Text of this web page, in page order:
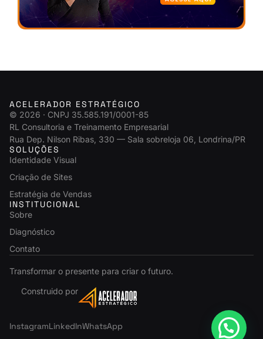
ACELERADOR ESTRATÉGICO
© 2026 · CNPJ 35.585.191/0001-85
RL Consultoria e Treinamento Empresarial
Rua Dep. Nilson Ribas, 330 — Sala sobreloja 06, Londrina/PR
SOLUÇÕES
Identidade Visual
Criação de Sites
Estratégia de Vendas
INSTITUCIONAL
Sobre
Diagnóstico
Contato
Transformar o presente para criar o futuro.
Construido por
InstagramLinkedInWhatsApp